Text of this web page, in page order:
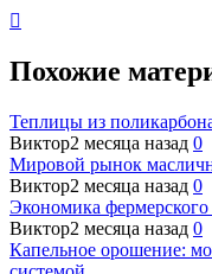
Похожие
Теплицы из
Виктор2 месяца назад 0
Мировой рынок
Виктор2 месяца назад 0
Экономика фермерского
Виктор2 месяца назад 0
Капельное орошение: